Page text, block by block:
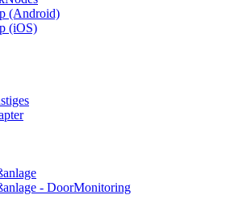
(Android)
(iOS)
- DoorMonitoring